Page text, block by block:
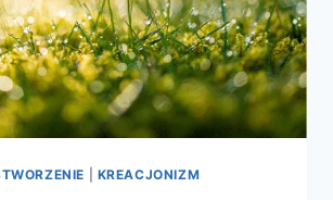
KREACJONIZM